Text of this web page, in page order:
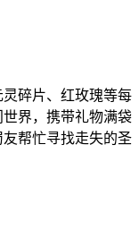
碎片、红玫瑰等每
界，携带礼物满袋
帮忙寻找走失的圣